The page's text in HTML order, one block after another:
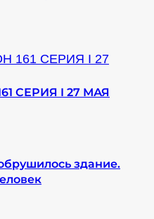
СЕРИЯ I 27 МАЯ
здание.